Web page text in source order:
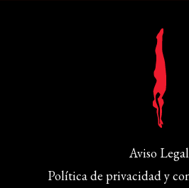
Aviso Legal
Política de privacidad y